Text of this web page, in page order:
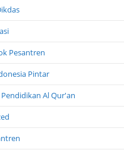
Pesantren
Pintar
Pendidikan Al Qur'an